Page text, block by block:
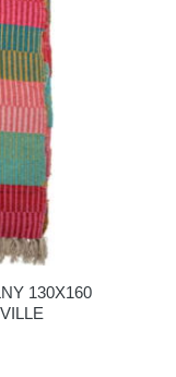
130X160